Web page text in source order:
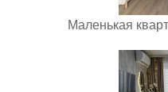
Маленькая